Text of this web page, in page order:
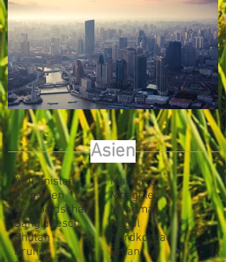
Asien
Afghanistan
Armenien
Aserbaidschan
Bangladesch
Bhutan
Brunei
Malediven
Mongolei
Myanmar
Nepal
Nordkorea
Oman